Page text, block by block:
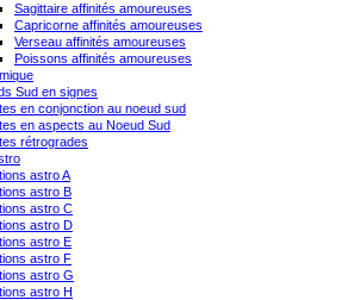
Sagittaire affinités amoureuses
Capricorne affinités amoureuses
Verseau affinités amoureuses
Poissons affinités amoureuses
Sud en signes
en conjonction au noeud sud
en aspects au Noeud Sud
rétrogrades
astro A
astro B
astro C
astro D
astro E
astro F
astro G
astro H